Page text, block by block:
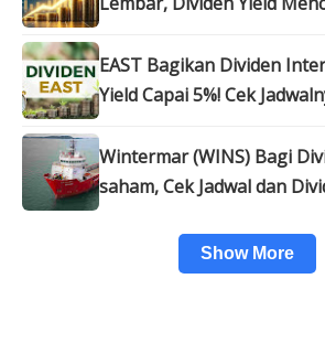
EAST Bagikan Dividen
Yield Capai 5%! Cek
Wintermar (WINS) Bagi
saham, Cek Jadwal dan
Show More